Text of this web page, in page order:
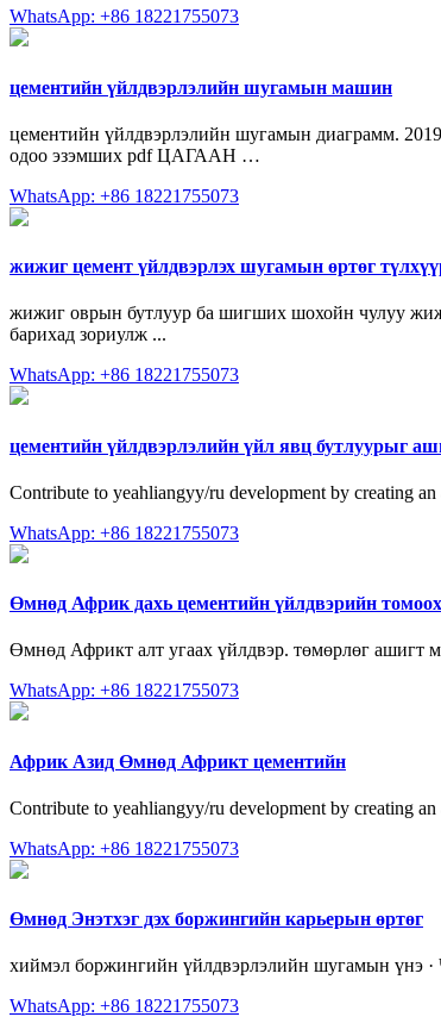
WhatsApp: +86 18221755073
цементийн үйлдвэрлэлийн шугамын машин
цементийн үйлдвэрлэлийн шугамын диаграмм.
одоо эзэмших pdf ЦАГААН …
WhatsApp: +86 18221755073
жижиг цемент үйлдвэрлэх шугамын өртөг
жижиг оврын бутлуур ба шигших шохойн чулуу
барихад зориулж ...
WhatsApp: +86 18221755073
цементийн үйлдвэрлэлийн үйл явц бутлуурыг
Contribute to yeahliangyy/ru development by creating
WhatsApp: +86 18221755073
Өмнөд Африк дахь цементийн үйлдвэрийн
Өмнөд Африкт алт угаах үйлдвэр. төмөрлөг
WhatsApp: +86 18221755073
Африк Азид Өмнөд Африкт цементийн
Contribute to yeahliangyy/ru development by creating
WhatsApp: +86 18221755073
Өмнөд Энэтхэг дэх боржингийн карьерын өртөг
хиймэл боржингийн үйлдвэрлэлийн шугамын үнэ
WhatsApp: +86 18221755073